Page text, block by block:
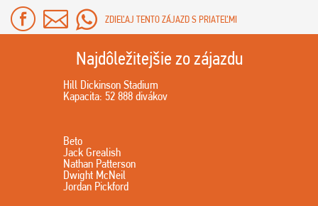
ZDIEĽAJ TENTO ZÁJAZD S PRIATEĽMI
Najdôležitejšie zo zájazdu
Hill Dickinson Stadium
Kapacita: 52 888 divákov
Beto
Jack Grealish
Nathan Patterson
Dwight McNeil
Jordan Pickford